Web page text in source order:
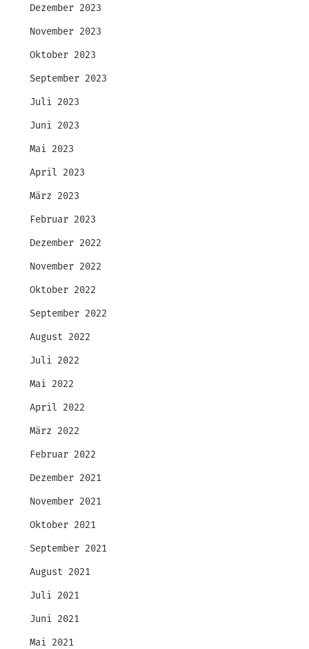
Dezember 2023
November 2023
Oktober 2023
September 2023
Juli 2023
Juni 2023
Mai 2023
April 2023
März 2023
Februar 2023
Dezember 2022
November 2022
Oktober 2022
September 2022
August 2022
Juli 2022
Mai 2022
April 2022
März 2022
Februar 2022
Dezember 2021
November 2021
Oktober 2021
September 2021
August 2021
Juli 2021
Juni 2021
Mai 2021